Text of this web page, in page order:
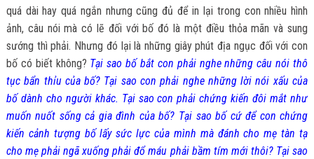
quá dài hay quá ngắn nhưng cũng đủ để in lại trong con nhiều hình
ảnh, câu nói mà có lẽ đối với bố đó là một điều thỏa mãn và sung
sướng thì phải. Nhưng đó lại là những giây phút địa ngục đối với con
bố có biết không? Tại sao bố bắt con phải nghe những câu nói thô
tục bẩn thỉu của bố? Tại sao con phải nghe những lời nói xấu của
bố dành cho người khác. Tại sao con phải chứng kiến đôi mắt như
muốn nuốt sống cả gia đình của bố? Tại sao bố cứ để con chứng
kiến cảnh tượng bố lấy sức lực của mình mà đánh cho mẹ tàn tạ
cho mẹ phải ngã xuống phải đổ máu phải bầm tím mới thôi? Tại sao